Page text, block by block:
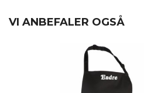
VI ANBEFALER OGSÅ